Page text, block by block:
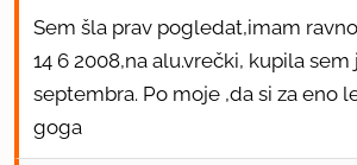
Sem šla prav pogledat,imam
14 6 2008,na alu.vrečki, kupila sem
septembra. Po moje ,da si za eno
goga